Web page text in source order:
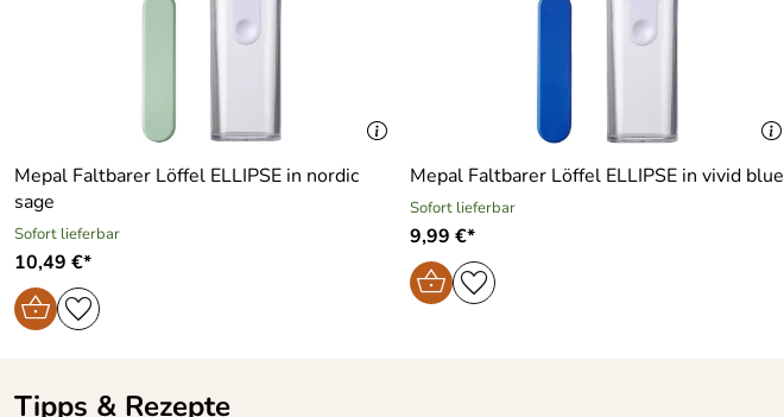
Mepal Faltbarer Löffel ELLIPSE in nordic
sage
Sofort lieferbar
10,49 €*
Mepal Faltbarer Löffel ELLIPSE in vivid blue
Sofort lieferbar
9,99 €*
Tipps & Rezepte